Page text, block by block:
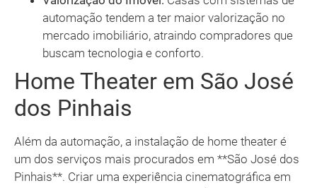
automação tendem a ter maior valorização no
mercado imobiliário, atraindo compradores que
buscam tecnologia e conforto.
Home Theater em São José
dos Pinhais
Além da automação, a instalação de home theater é
um dos serviços mais procurados em **São José dos
Pinhais**. Criar uma experiência cinematográfica em